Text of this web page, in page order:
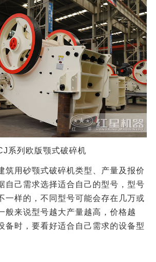
系列欧版颚式破碎机
筑用砂颚式破碎机类型、产量及报价
自己需求选择适合自己的型号，型号
一样的，不同型号可能会存在几万或
般来说型号越大产量越高，价格越
备时，要看好适合自己需求的设备型